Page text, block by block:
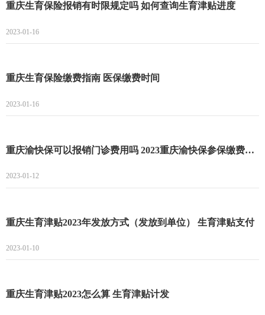
重庆生育保险报销有时限规定吗 如何查询生育津贴进度
2023-01-16
重庆生育保险缴费指南 医保缴费时间
2023-01-16
重庆渝快保可以报销门诊费用吗 2023重庆渝快保参保缴费时间延长
2023-01-12
重庆生育津贴2023年发放方式（发放到单位） 生育津贴支付
2023-01-10
重庆生育津贴2023怎么算 生育津贴计发